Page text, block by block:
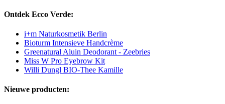
Ontdek Ecco Verde:
i+m Naturkosmetik Berlin
Bioturm Intensieve Handcrème
Greenatural Aluin Deodorant - Zeebries
Miss W Pro Eyebrow Kit
Willi Dungl BIO-Thee Kamille
Nieuwe producten: